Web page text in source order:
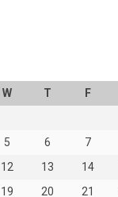
W T F
5 6 7
12 13 14
19 20 21